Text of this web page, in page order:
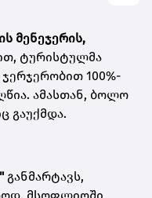
მენეჯერის,
ტურისტულმა
100%-
ამასთან, ბოლო
გაუქმდა.
განმარტავს,